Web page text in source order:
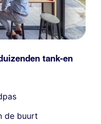
tank-en
de buurt